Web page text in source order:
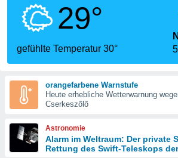
dass
sind.
diese
29°
gefühlte Temperatur 30°
5
orangefarbene Warnstufe
Heute erhebliche Wetterwarnung
Cserkeszõlõ
Astronomie
Alarm im Weltraum: Der private
Rettung des Swift-Teleskops